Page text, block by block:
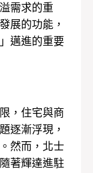
需求的重
展的功能，
邁進的重要
，住宅與商
逐漸浮現，
然而，北士
著輝達進駐